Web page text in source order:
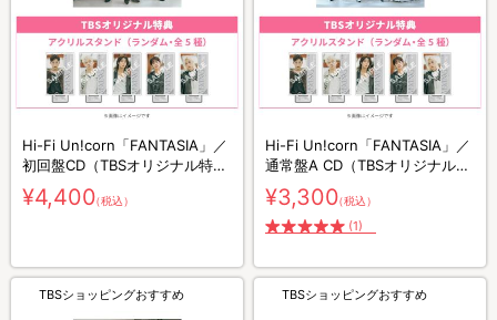
Hi-Fi Un!corn「FANTASIA」／
初回盤CD（TBSオリジナル特典
付き）
¥4,400（税込）
Hi-Fi Un!corn「FANTASIA」／
通常盤A CD（TBSオリジナル特
典付き）
¥3,300（税込）
(1)
TBSショッピングおすすめ TBSショッピングおすすめ